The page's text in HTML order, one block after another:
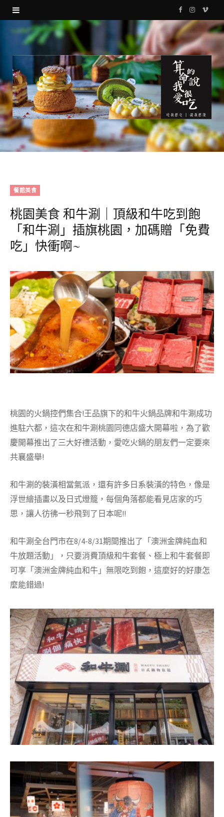
F
a
c
e
b
o
k
I
s
g
r
a
V
i
餐館美食
桃園美食 和牛涮｜頂級和牛吃到飽
「和牛涮」插旗桃園，加碼贈「免費
吃」快衝啊~
桃園的火鍋控們集合!王品旗下的和牛火鍋品牌和牛涮成功
進駐六都，這次在和牛涮桃園同德店盛大開幕啦，為了歡
慶開幕推出了三大好禮活動，愛吃火鍋的朋友們一定要來
共襄盛舉!
和牛涮的裝潢相當氣派，還有許多日系裝潢的特色，像是
浮世繪插畫以及日式燈籠，每個角落都能看見店家的巧
思，讓人彷彿一秒飛到了日本呢!!
和牛涮全台門市在8/4-8/31期間推出了「澳洲金牌純血和
牛放題活動」，只要消費頂級和牛套餐、極上和牛套餐即
可享「澳洲金牌純血和牛」無限吃到飽，這麼好的好康怎
麼能錯過!